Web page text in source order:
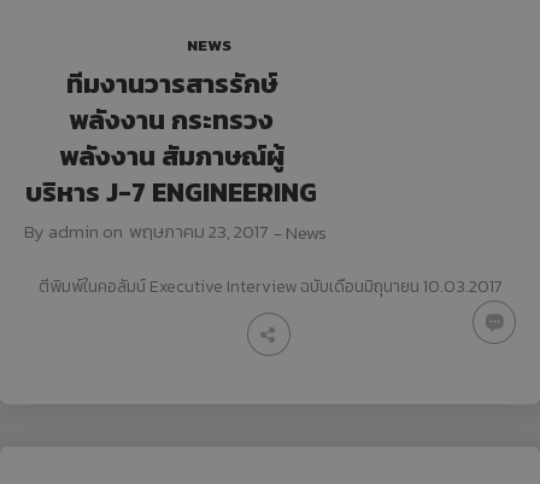
NEWS
ทีมงานวารสารรักษ์
พลังงาน กระทรวง
พลังงาน สัมภาษณ์ผู้
บริหาร J-7 ENGINEERING
By admin on พฤษภาคม 23, 2017 - News
ตีพิมพ์ในคอลัมน์ Executive Interview ฉบับเดือนมิถุนายน 10.03.2017